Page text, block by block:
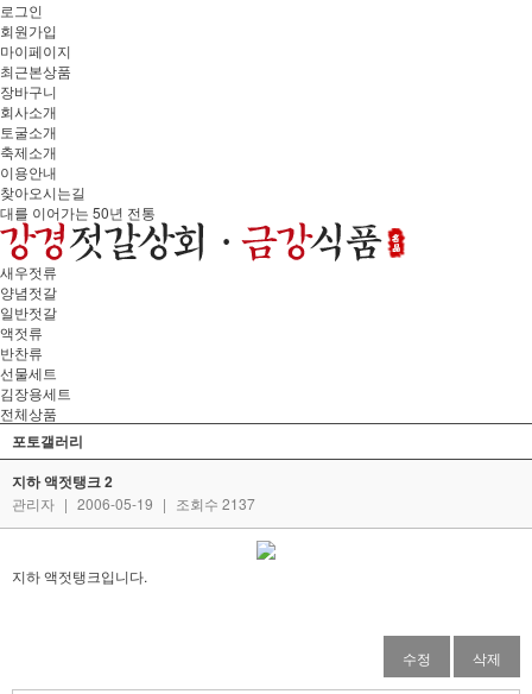
로그인
회원가입
마이페이지
최근본상품
장바구니
회사소개
토굴소개
축제소개
이용안내
찾아오시는길
대를 이어가는 50년 전통
새우젓류
양념젓갈
일반젓갈
액젓류
반찬류
선물세트
김장용세트
전체상품
포토갤러리
지하 액젓탱크 2
관리자 | 2006-05-19 | 조회수 2137
지하 액젓탱크입니다.
수정 삭제